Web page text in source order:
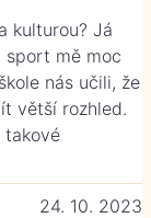
kulturou? Já
sport mě moc
nás učili, že
větší rozhled.
takové
24. 10. 2023